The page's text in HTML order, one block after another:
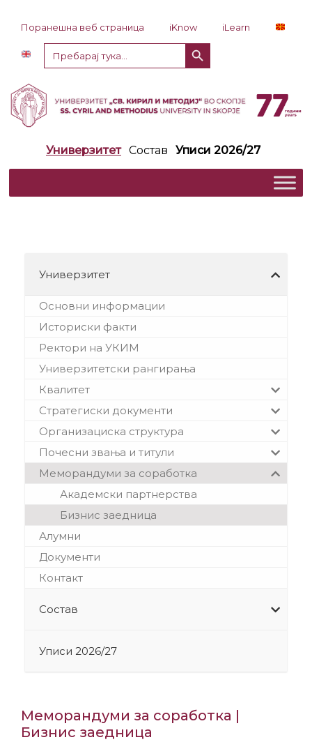
Поранешна веб страница iKnow
iLearn
Пребарај
за:
Копче за пребарување
Универзитет Состав Уписи 2026/27
Универзитет
Основни информации
Историски факти
Ректори на УКИМ
Универзитетски рангирања
Квалитет
Стратегиски документи
Организациска структура
Почесни звања и титули
Меморандуми за соработка
Академски партнерства
Бизнис заедница
Алумни
Документи
Контакт
Состав
Уписи 2026/27
Меморандуми за соработка |
Бизнис заедница